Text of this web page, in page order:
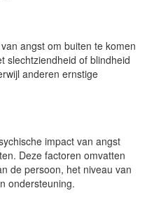
angst om buiten te komen
slechtziendheid of blindheid
anderen ernstige
impact van angst
Deze factoren omvatten
de persoon, het niveau van
ondersteuning.